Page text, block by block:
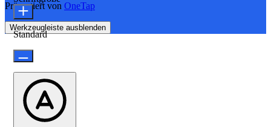
Präsentiert von OneTap
Werkzeugleiste ausblenden
Standard